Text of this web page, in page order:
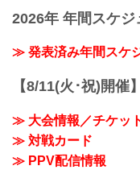
2026年 年間スケジ
≫ 発表済み年間スケ
【8/11(火･祝)開
≫ 大会情報／チケッ
≫ 対戦カード
≫ PPV配信情報